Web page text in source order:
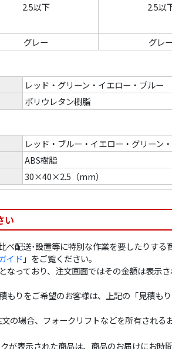
2.5以下 2.5以
グレー グレー
レッド・グリーン・イエロー・ブルー
ポリウレタン樹脂
レッド・ブルー・イエロー・グリーン
ABS樹脂
30×40×2.5（mm）
い
べ配送･設置等に特別な作業を要したりす
イド 」をご覧ください。
となっており、注文画面ではその金額は表示
もりをご希望のお客様は、上記の「見積
の場合、フォークリフトなどを所有され
が表示された商品は、商品のお届けにお時